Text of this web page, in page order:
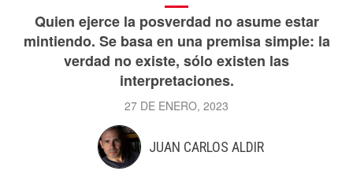
Quien ejerce la posverdad no asume estar
mintiendo. Se basa en una premisa simple: la
verdad no existe, sólo existen las
interpretaciones.
27 DE ENERO, 2023
JUAN CARLOS ALDIR